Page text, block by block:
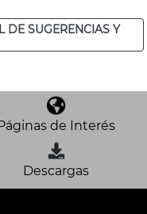
DE SUGERENCIAS Y
Páginas de Interés
Descargas